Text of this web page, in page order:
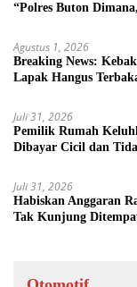
“Polres Buton
Agustus 1, 2026
Breaking News:
Lapak Hangus
Juli 31, 2026
Pemilik Rumah
Dibayar Cicil dan
Juli 31, 2026
Habiskan Anggaran
Tak Kunjung